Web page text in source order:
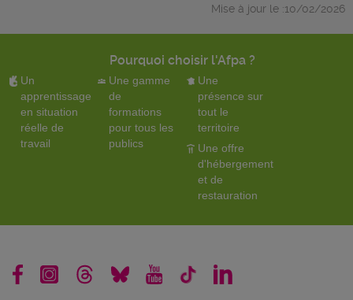
Mise à jour le :10/02/2026
Pourquoi choisir l'Afpa ?
Un
apprentissage
en situation
réelle de
travail
Une gamme
de
formations
pour tous les
publics
Une
présence sur
tout le
territoire
Une offre
d'hébergement
et de
restauration